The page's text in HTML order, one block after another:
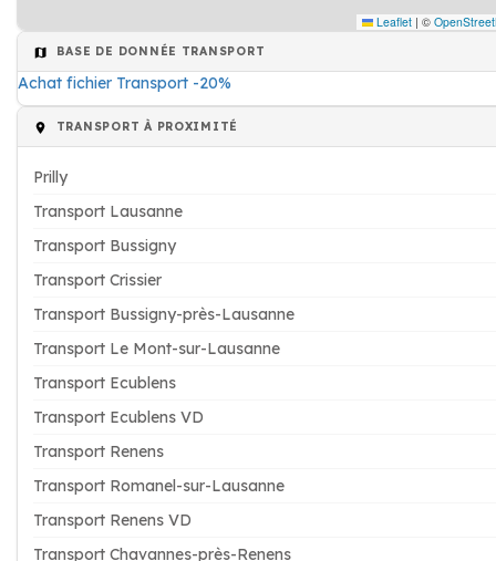
Leaflet | ©
BASE DE DONNÉE TRANSPORT
Achat fichier Transport -20%
TRANSPORT À PROXIMITÉ
Prilly
Transport Lausanne
Transport Bussigny
Transport Crissier
Transport Bussigny-près-Lausanne
Transport Le Mont-sur-Lausanne
Transport Ecublens
Transport Ecublens VD
Transport Renens
Transport Romanel-sur-Lausanne
Transport Renens VD
Transport Chavannes-près-Renens